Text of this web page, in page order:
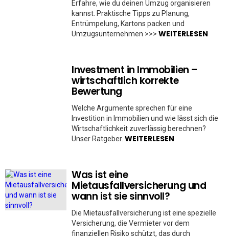
Erfahre, wie du deinen Umzug organisieren
kannst. Praktische Tipps zu Planung,
Entrümpelung, Kartons packen und
Umzugsunternehmen >>> WEITERLESEN
Investment in Immobilien –
wirtschaftlich korrekte
Bewertung
Welche Argumente sprechen für eine
Investition in Immobilien und wie lässt sich die
Wirtschaftlichkeit zuverlässig berechnen?
Unser Ratgeber. WEITERLESEN
Was ist eine
Mietausfallversicherung und
wann ist sie sinnvoll?
Die Mietausfallversicherung ist eine spezielle
Versicherung, die Vermieter vor dem
finanziellen Risiko schützt, das durch